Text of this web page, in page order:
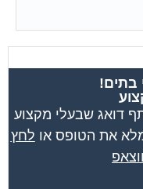
בתים!
דואג שבעלי מקצוע
מלא את הטופס או לחץ